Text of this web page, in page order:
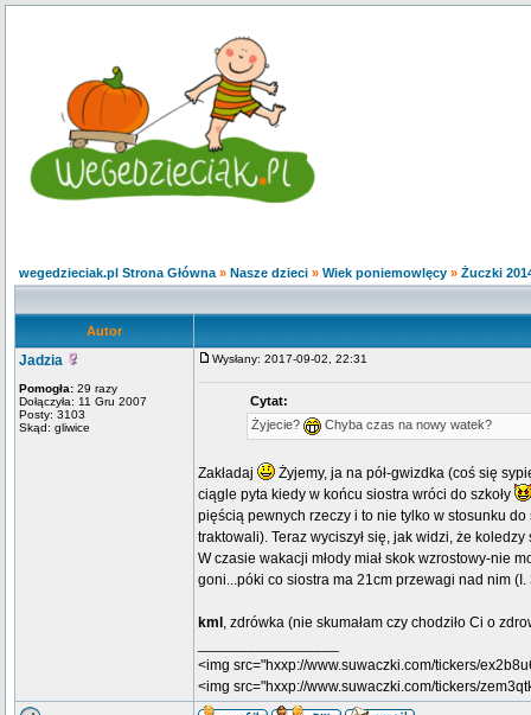
wegedzieciak.pl Strona Główna » Nasze dzieci » Wiek poniemowlęcy » Żuczki
Autor
Jadzia
Pomogła: 29 razy
Dołączyła: 11 Gru 2007
Posty: 3103
Skąd: gliwice
Wysłany: 2017-09-02, 22:31
Cytat:
Żyjecie?
Chyba czas na nowy watek?
Zakładaj
Żyjemy, ja na pół-gwizdka (coś się
ciągle pyta kiedy w końcu siostra wróci do szkoły
pięścią pewnych rzeczy i to nie tylko w stosunku
traktowali). Teraz wyciszył się, jak widzi, że
W czasie wakacji młody miał skok wzrostowy-nie
goni...póki co siostra ma 21cm przewagi nad nim (I.
kml , zdrówka (nie skumałam czy chodziło Ci o
<img src="hxxp://www.suwaczki.com/tickers/
<img src="hxxp://www.suwaczki.com/tickers/